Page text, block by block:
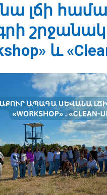
լճի
և